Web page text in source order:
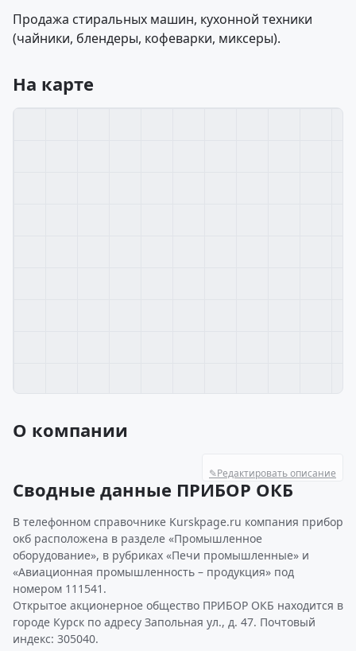
Продажа стиральных машин, кухонной техники
(чайники, блендеры, кофеварки, миксеры).
На карте
О компании
✎Редактировать описание
Сводные данные ПРИБОР ОКБ
В телефонном справочнике Kurskpage.ru компания прибор
окб расположена в разделе «Промышленное
оборудование», в рубриках «Печи промышленные» и
«Авиационная промышленность – продукция» под
номером 111541.
Открытое акционерное общество ПРИБОР ОКБ находится в
городе Курск по адресу Запольная ул., д. 47. Почтовый
индекс: 305040.